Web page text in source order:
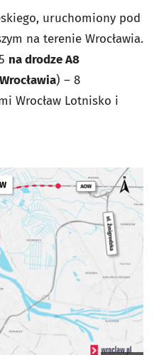
uruchomiony pod
na terenie Wrocławia.
na drodze A8
) – 8
Wrocław Lotnisko i